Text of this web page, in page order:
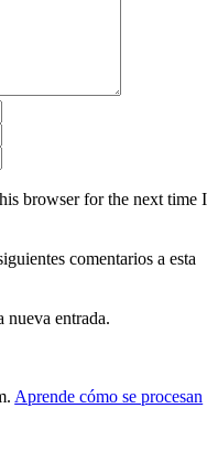
browser for the next time I
comentarios a esta
nueva entrada.
Aprende cómo se procesan